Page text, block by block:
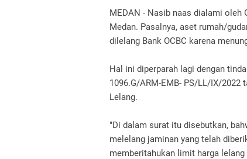
MEDAN - Nasib naas dialami oleh
Medan. Pasalnya, aset rumah/
dilelang Bank OCBC karena
Hal ini diperparah lagi dengan
1096.G/ARM-EMB- PS/LL/IX/2022
Lelang.
"Di dalam surat itu disebutkan,
melelang jaminan yang telah
memberitahukan limit harga